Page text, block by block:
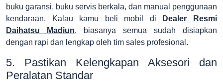
buku garansi, buku servis berkala, dan manual penggunaan
kendaraan. Kalau kamu beli mobil di
Dealer Resmi
Daihatsu Madiun, biasanya semua sudah disiapkan
dengan rapi dan lengkap oleh tim sales profesional.
5. Pastikan Kelengkapan Aksesori dan
Peralatan Standar